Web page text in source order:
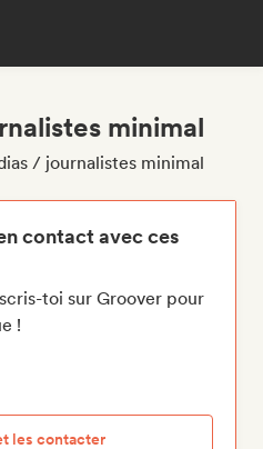
minimal
/ journalistes minimal
contact avec ces
toi sur Groover pour
!
les contacter